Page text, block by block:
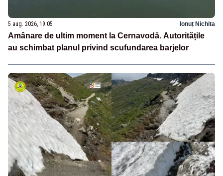
5 aug. 2026, 19:05 Ionuț Nichita
Amânare de ultim moment la Cernavodă. Autoritățile
au schimbat planul privind scufundarea barjelor